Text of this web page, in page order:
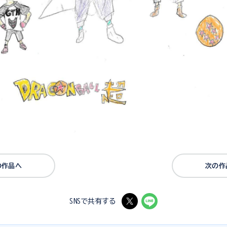
作品へ 次の作
SNSで共有する